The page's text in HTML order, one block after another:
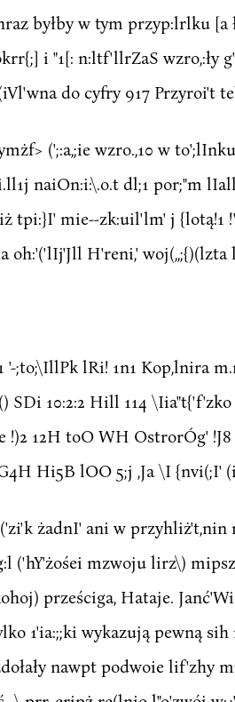
byłby w tym przyp:lrlku [a
i "1[: n:ltf'llrZaS wzro,:ły
do cyfry 917 Przyroi't
(';:a,;ie wzro.,10 w
naiOn:i:\.o.t dl;1 por;"m
tpi:}I' mie--zk:uil'lm' j
oh:'('lIj'Jll H'reni,'
'-;to;\IllPk lRi! 1n1 Kop,lnira
SDi 10:2:2 Hill 114
12H toO WH OstrorÓg' !J8
Hi5B lOO 5;j ,Ja \I {nvi(;I'
żadnI' ani w
('hY'żośei mzwoju lirz\)
prześciga, Hataje.
1'ia:;;ki wykazują pewną
nawpt podwoie lif'zhy